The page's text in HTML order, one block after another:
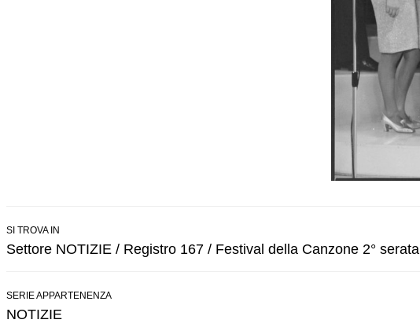
SI TROVA IN
Settore NOTIZIE / Registro 167 / Festival della Canzone 2° serata
SERIE APPARTENENZA
NOTIZIE